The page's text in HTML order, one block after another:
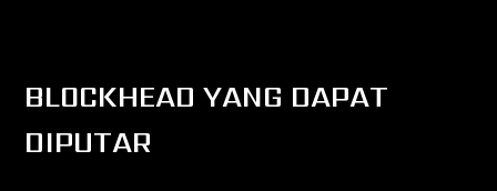
BLOCKHEAD YANG DAPAT
DIPUTAR